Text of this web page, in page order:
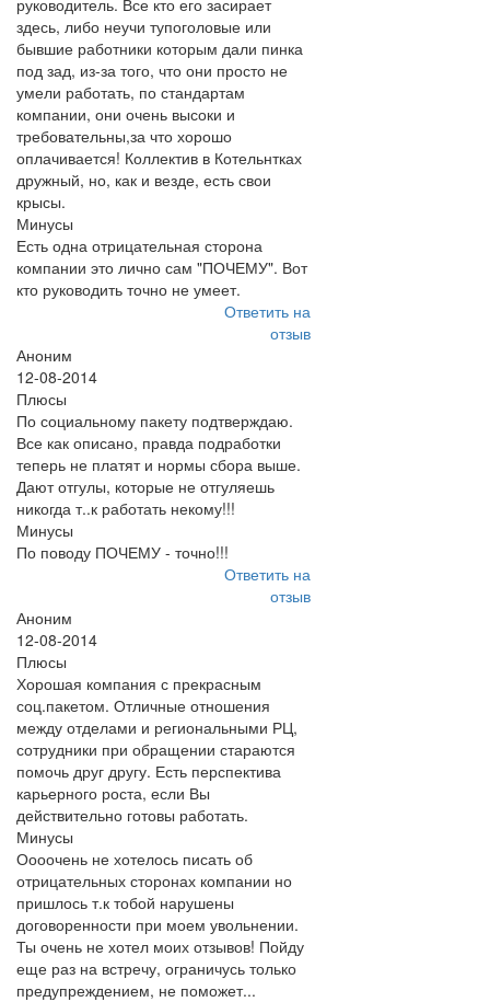
руководитель. Все кто его засирает
здесь, либо неучи тупоголовые или
бывшие работники которым дали пинка
под зад, из-за того, что они просто не
умели работать, по стандартам
компании, они очень высоки и
требовательны,за что хорошо
оплачивается! Коллектив в Котельнтках
дружный, но, как и везде, есть свои
крысы.
Минусы
Есть одна отрицательная сторона
компании это лично сам "ПОЧЕМУ". Вот
кто руководить точно не умеет.
Ответить на
отзыв
Аноним
12-08-2014
Плюсы
По социальному пакету подтверждаю.
Все как описано, правда подработки
теперь не платят и нормы сбора выше.
Дают отгулы, которые не отгуляешь
никогда т..к работать некому!!!
Минусы
По поводу ПОЧЕМУ - точно!!!
Ответить на
отзыв
Аноним
12-08-2014
Плюсы
Хорошая компания с прекрасным
соц.пакетом. Отличные отношения
между отделами и региональными РЦ,
сотрудники при обращении стараются
помочь друг другу. Есть перспектива
карьерного роста, если Вы
действительно готовы работать.
Минусы
Оооочень не хотелось писать об
отрицательных сторонах компании но
пришлось т.к тобой нарушены
договоренности при моем увольнении.
Ты очень не хотел моих отзывов! Пойду
еще раз на встречу, ограничусь только
предупреждением, не поможет...